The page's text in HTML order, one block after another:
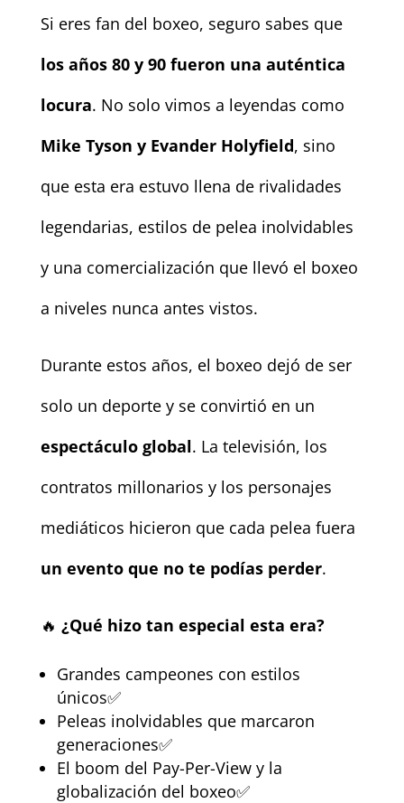
Si eres fan del boxeo, seguro sabes que
los años 80 y 90 fueron una auténtica
locura. No solo vimos a leyendas como
Mike Tyson y Evander Holyfield, sino
que esta era estuvo llena de rivalidades
legendarias, estilos de pelea inolvidables
y una comercialización que llevó el boxeo
a niveles nunca antes vistos.
Durante estos años, el boxeo dejó de ser
solo un deporte y se convirtió en un
espectáculo global. La televisión, los
contratos millonarios y los personajes
mediáticos hicieron que cada pelea fuera
un evento que no te podías perder.
🔥 ¿Qué hizo tan especial esta era?
Grandes campeones con estilos
únicos✅
Peleas inolvidables que marcaron
generaciones✅
El boom del Pay-Per-View y la
globalización del boxeo✅